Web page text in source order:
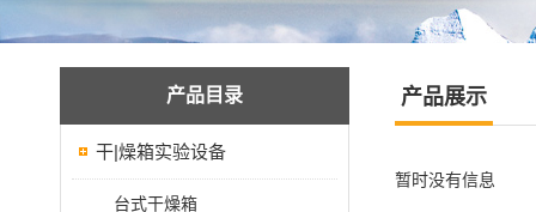
产品目录
干|燥箱实验设备
台式干燥箱
产品展示
暂时没有信息